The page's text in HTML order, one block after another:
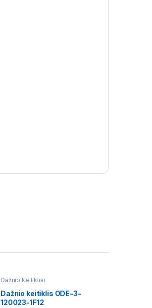
Dažnio keitikliai
Dažnio keitiklis ODE-3-
120023-1F12